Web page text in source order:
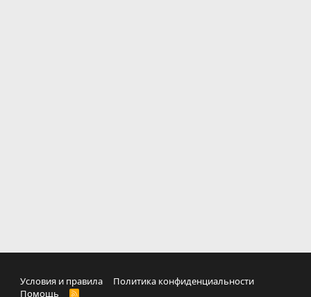
Условия и правила
Политика конфиденциальности
Помощь
R